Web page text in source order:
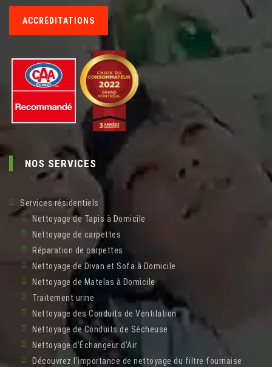
ACCRÉDITATIONS
NOS SERVICES
Services résidentiels
Nettoyage de Tapis à Domicile
Nettoyage de carpettes
Réparation de carpettes
Nettoyage de Divan et Sofa à Domicile
Nettoyage de Matelas à Domicile
Traitement urine
Nettoyage des Conduits de Ventilation
Nettoyage de Conduits de Sécheuse
Nettoyage d’Échangeur d’Air
Découvrez l’importance de nettoyage du filtre fournaise